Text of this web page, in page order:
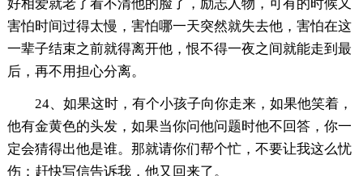
好相爱就老了看不清他的脸了，励志人物，可有的时候又
害怕时间过得太慢，害怕哪一天突然就失去他，害怕在这
一辈子结束之前就得离开他，恨不得一夜之间就能走到最
后，再不用担心分离。
24、如果这时，有个小孩子向你走来，如果他笑着，
他有金黄色的头发，如果当你问他问题时他不回答，你一
定会猜得出他是谁。那就请你们帮个忙，不要让我这么忧
伤：赶快写信告诉我，他又回来了。